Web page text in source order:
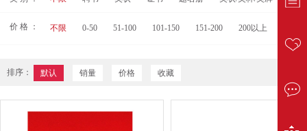
价 格 ： 不限 0-50 51-100 101-150 151-200 200以上
排序： 默认 销量 价格 收藏